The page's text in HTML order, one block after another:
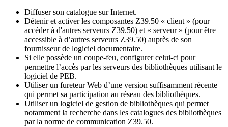
Diffuser son catalogue sur Internet.
Détenir et activer les composantes Z39.50 « client » (pour
accéder à d'autres serveurs Z39.50) et « serveur » (pour être
accessible à d’autres serveurs Z39.50) auprès de son
fournisseur de logiciel documentaire.
Si elle possède un coupe-feu, configurer celui-ci pour
permettre l’accès par les serveurs des bibliothèques utilisant le
logiciel de PEB.
Utiliser un fureteur Web d’une version suffisamment récente
qui permet sa participation au réseau des bibliothèques.
Utiliser un logiciel de gestion de bibliothèques qui permet
notamment la recherche dans les catalogues des bibliothèques
par la norme de communication Z39.50.